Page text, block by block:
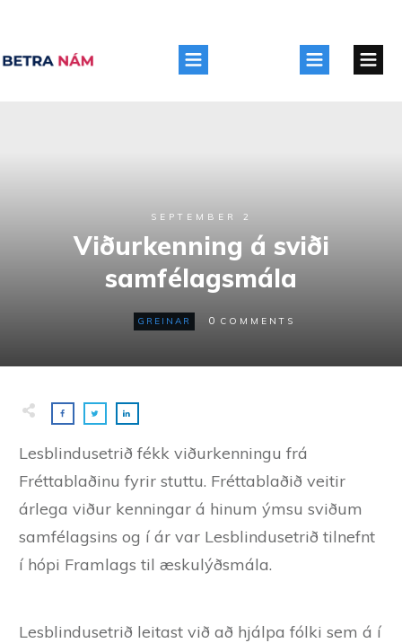
SEPTEMBER 2
Viðurkenning á sviði
samfélagsmála
GREINAR 0 COMMENTS
Lesblindusetrið fékk viðurkenningu frá
Fréttablaðinu fyrir stuttu. Fréttablaðið veitir
árlega viður kenningar á hinum ýmsu sviðum
samfélagsins og í ár var Lesblindusetrið tilnefnt
í hópi Framlags til æskulýðsmála.
Lesblindusetrið leitast við að hjálpa fólki sem á í